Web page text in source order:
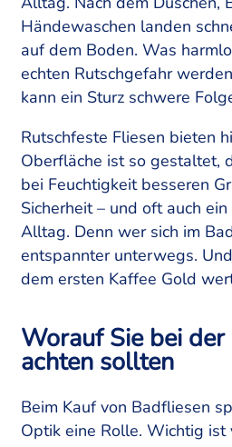
Händewaschen landen
auf dem Boden. Was
echten Rutschgefahr
kann ein Sturz schwere
Rutschfeste Fliesen bieten
Oberfläche ist so gestaltet,
bei Feuchtigkeit besseren
Sicherheit – und oft auch
Alltag. Denn wer sich im
entspannter unterwegs.
dem ersten Kaffee Gold
Worauf Sie bei
achten sollten
Beim Kauf von Badfliesen
Optik eine Rolle. Wichtig ist